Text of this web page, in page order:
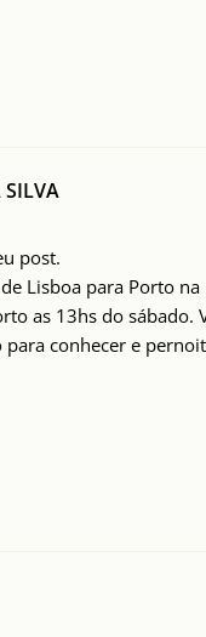
SILVA
post.
Lisboa para Porto
as 13hs do sábado.
conhecer e